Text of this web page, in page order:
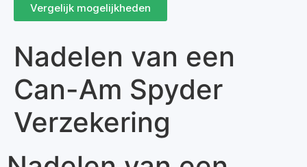
Vergelijk mogelijkheden
Nadelen van een
Can-Am Spyder
Verzekering